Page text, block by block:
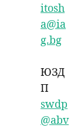
itosh
a@ia
g.bg
ЮЗД
П
swdp
@abv